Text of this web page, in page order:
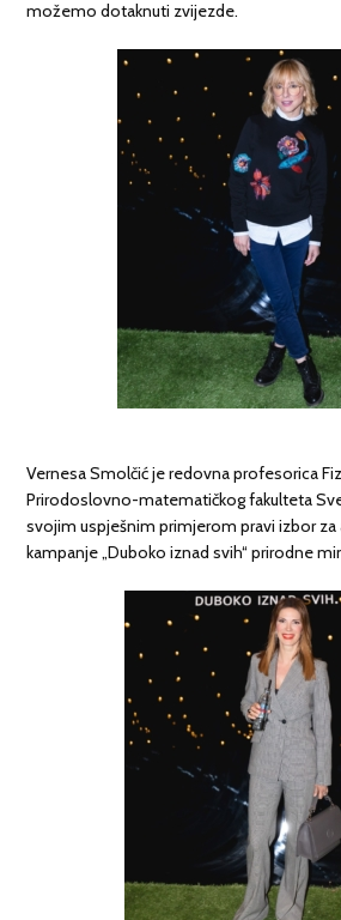
možemo dotaknuti zvijezde.
Vernesa Smolčić je redovna profesorica
Prirodoslovno-matematičkog fakulteta
svojim uspješnim primjerom pravi izbor za
kampanje „Duboko iznad svih“ prirodne